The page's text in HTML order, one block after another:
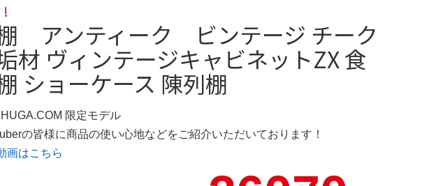
!
アンティーク ビンテージ チーク
材 ヴィンテージキャビネットZX 食
ショーケース 陳列棚
限定モデル
の皆様に商品の使い心地などをご紹介いただいております！
画はこちら